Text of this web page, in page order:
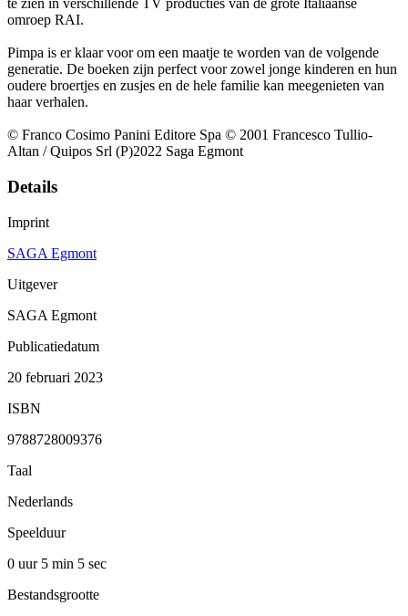
te zien in verschillende TV producties van de grote Italiaanse
omroep RAI.
Pimpa is er klaar voor om een maatje te worden van de volgende
generatie. De boeken zijn perfect voor zowel jonge kinderen en hun
oudere broertjes en zusjes en de hele familie kan meegenieten van
haar verhalen.
© Franco Cosimo Panini Editore Spa © 2001 Francesco Tullio-
Altan / Quipos Srl (P)2022 Saga Egmont
Details
Imprint
SAGA Egmont
Uitgever
SAGA Egmont
Publicatiedatum
20 februari 2023
ISBN
9788728009376
Taal
Nederlands
Speelduur
0 uur 5 min 5 sec
Bestandsgrootte